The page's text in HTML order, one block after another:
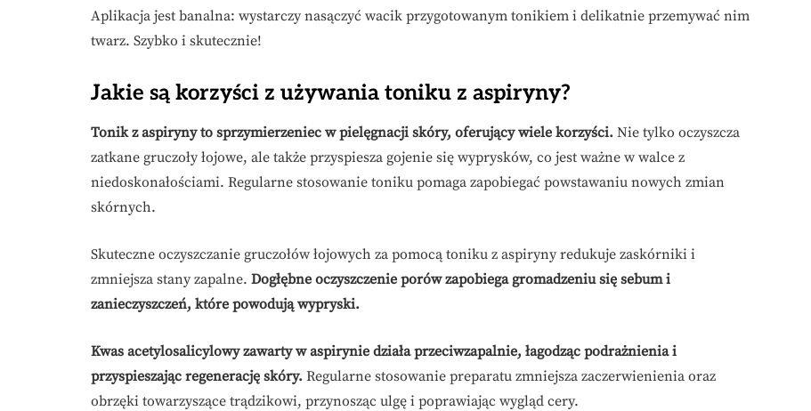
Aplikacja jest banalna: wystarczy nasączyć wacik przygotowanym tonikiem i delikatnie przemywać nim
twarz. Szybko i skutecznie!
Jakie są korzyści z używania toniku z aspiryny?
Tonik z aspiryny to sprzymierzeniec w pielęgnacji skóry, oferujący wiele korzyści. Nie tylko oczyszcza
zatkane gruczoły łojowe, ale także przyspiesza gojenie się wyprysków, co jest ważne w walce z
niedoskonałościami. Regularne stosowanie toniku pomaga zapobiegać powstawaniu nowych zmian
skórnych.
Skuteczne oczyszczanie gruczołów łojowych za pomocą toniku z aspiryny redukuje zaskórniki i
zmniejsza stany zapalne. Dogłębne oczyszczenie porów zapobiega gromadzeniu się sebum i
zanieczyszczeń, które powodują wypryski.
Kwas acetylosalicylowy zawarty w aspirynie działa przeciwzapalnie, łagodząc podrażnienia i
przyspieszając regenerację skóry. Regularne stosowanie preparatu zmniejsza zaczerwienienia oraz
obrzęki towarzyszące trądzikowi, przynosząc ulgę i poprawiając wygląd cery.